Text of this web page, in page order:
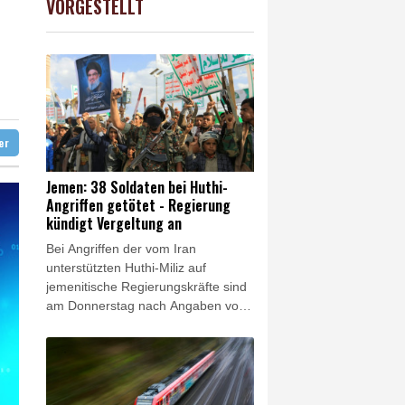
Benchetrit bekannt
-0.29%
VORGESTELLT
Jemen: 38 Soldaten bei Huthi-
Angriffen getötet - Regierung
kündigt Vergeltung an
Bei Angriffen der vom Iran
unterstützten Huthi-Miliz auf
jemenitische Regierungskräfte sind
am Donnerstag nach Angaben von
getötet worden. Wie es weiter hieß,
wurden mindestens 29 weitere
Menschen verletzt. Es handelt sich
um den folgenschwersten Angriff